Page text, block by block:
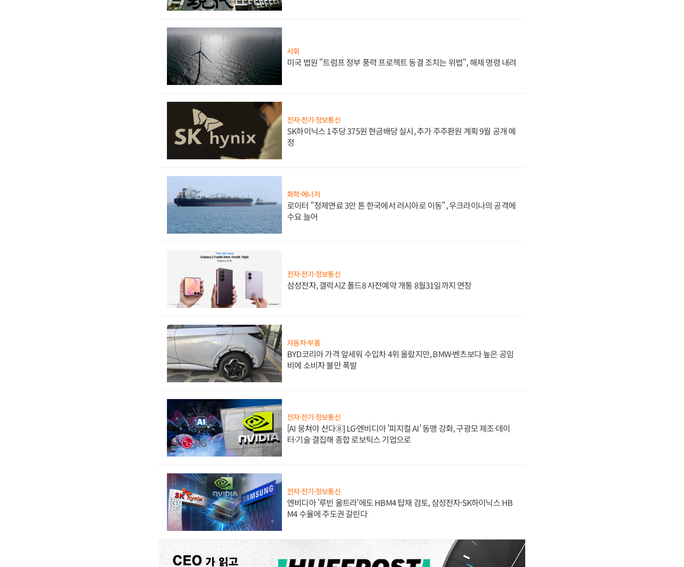
사회
미국 법원 "트럼프 정부 풍력 프로젝트 동결 조치는 위법", 해제 명령 내려
전자·전기·정보통신
SK하이닉스 1주당 375원 현금배당 실시, 추가 주주환원 계획 9월 공개 예
정
화학·에너지
로이터 "정제연료 3만 톤 한국에서 러시아로 이동", 우크라이나의 공격에
수요 늘어
전자·전기·정보통신
삼성전자, 갤럭시Z 폴드8 사전예약 개통 8월31일까지 연장
자동차·부품
BYD코리아 가격 앞세워 수입차 4위 올랐지만, BMW·벤츠보다 높은 공임
비에 소비자 불만 폭발
전자·전기·정보통신
[AI 뭉쳐야 산다⑧] LG·엔비디아 '피지컬 AI' 동맹 강화, 구광모 제조·데이
터·기술 결집해 종합 로보틱스 기업으로
전자·전기·정보통신
엔비디아 '루빈 울트라'에도 HBM4 탑재 검토, 삼성전자·SK하이닉스 HB
M4 수율에 주도권 갈린다